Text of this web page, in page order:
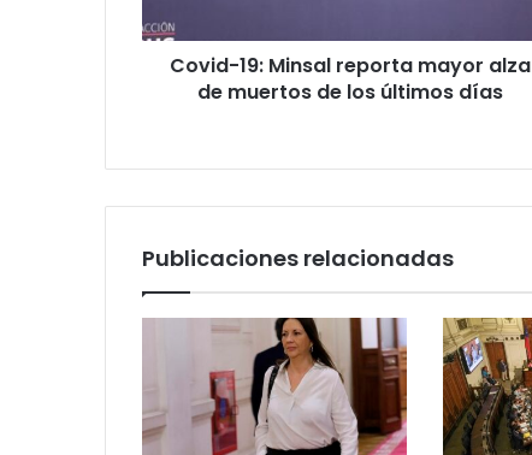
de
Covid-19: Minsal reporta mayor alza
de muertos de los últimos días
Publicaciones relacionadas